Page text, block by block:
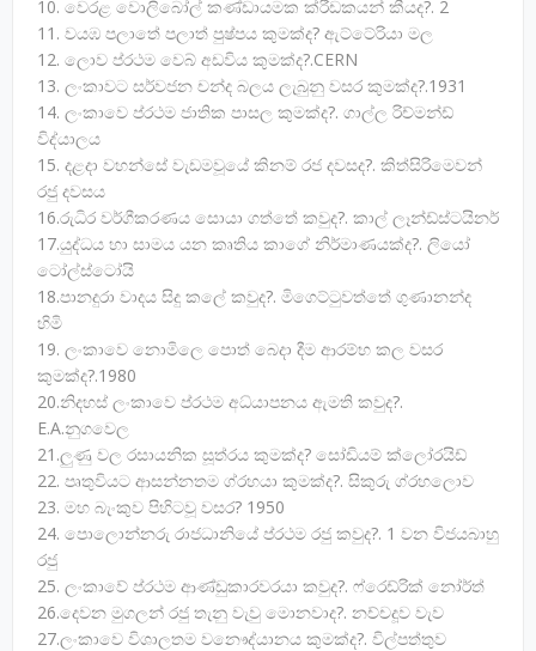
10. වෙරළ වොලිබෝල් කණ්ඩායමක ක්රීඩකයන් කීයද?. 2
11. වයඹ පලාතේ පලාත් පුෂ්පය කුමක්ද? ඇට්ටේරියා මල
12. ලොව ප්රථම වෙබ් අඩවිය කුමක්ද?.CERN
13. ලංකාවට සර්වජන චන්ද බලය ලැබුනු වසර කුමක්ද?.1931
14. ලංකාවෙ ප්රථම ජාතික පාසල කුමක්ද?. ගාල්ල රිච්මන්ඩ්
විද්යාලය
15. දළදා වහන්සේ වැඩමවූයේ කිනම් රජ දවසද?. කිත්සිරිමෙවන්
රජු දවසය
16.රුධිර වර්ගීකරණය සොයා ගත්තේ කවුද?. කාල් ලෑන්ඩ්ස්ටයිනර්
17.යුද්ධය හා සාමය යන කෘතිය කාගේ නිර්මාණයක්ද?. ලියෝ
ටෝල්ස්ටෝයි
18.පානදුරා වාදය සිදු කලේ කවුද?. මිගෙට්ටුවත්තේ ගුණානන්ද
හිමි
19. ලංකාවෙ නොමිලෙ පොත් බෙදා දීම ආරම්භ කල වසර
කුමක්ද?.1980
20.නිදහස් ලංකාවෙ ප්රථම අධ්යාපනය ඇමති කවුද?.
E.A.නුගවෙල
21.ලුණු වල රසායනික සූත්රය කුමක්ද? සෝඩියම් ක්ලෝරයිඩ්
22. පෘතුවියට ආසන්නතම ග්රහයා කුමක්ද?. සිකුරු ග්රහලොව
23. මහ බැංකුව පිහිටවූ වසර? 1950
24. පොලොන්නරු රාජධානියේ ප්රථම රජු කවුද?. 1 වන විජයබාහු
රජු
25. ලංකාවේ ප්රථම ආණ්ඩුකාරවරයා කවුද?. ෆ්රෙඩ්රික් නෝර්ත්
26.දෙවන මුගලන් රජු තැනු වැවු මොනවාද?. නච්චදූව වැව
27.ලංකාවෙ විශාලතම වනෞද්යානය කුමක්ද?. විල්පත්තුව